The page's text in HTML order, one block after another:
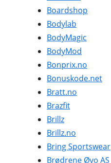
Boardshop
Bodylab
BodyMagic
BodyMod
Bonprix.no
Bonuskode.net
Bratt.no
Brazfit
Brillz
Brillz.no
Bring Sportswear
Brødrene Øyo AS